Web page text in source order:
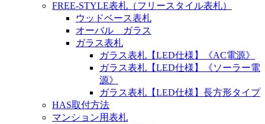
FREE-STYLE表札（フリースタイル表札）
ウッドベース表札
オーバル ガラス
ガラス表札
ガラス表札【LED仕様】《AC電源》
ガラス表札【LED仕様】《ソーラー電
源》
ガラス表札【LED仕様】長方形タイプ
HAS取付方法
マンション用表札